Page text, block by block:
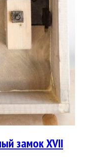
замок XVII